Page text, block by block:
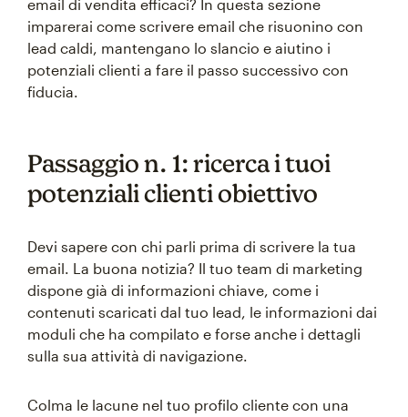
email di vendita efficaci? In questa sezione
imparerai come scrivere email che risuonino con
lead caldi, mantengano lo slancio e aiutino i
potenziali clienti a fare il passo successivo con
fiducia.
Passaggio n. 1: ricerca i tuoi
potenziali clienti obiettivo
Devi sapere con chi parli prima di scrivere la tua
email. La buona notizia? Il tuo team di marketing
dispone già di informazioni chiave, come i
contenuti scaricati dal tuo lead, le informazioni dai
moduli che ha compilato e forse anche i dettagli
sulla sua attività di navigazione.
Colma le lacune nel tuo profilo cliente con una